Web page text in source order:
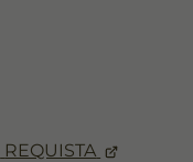
REQUISTA